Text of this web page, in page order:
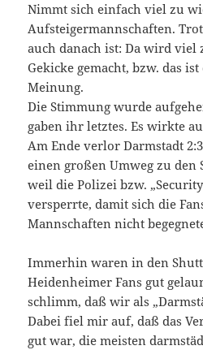
Nimmt sich einfach viel zu
Aufsteigermannschaften.
auch danach ist: Da wird viel
Gekicke gemacht, bzw. das
Meinung.
Die Stimmung wurde
gaben ihr letztes. Es wirkte
Am Ende verlor Darmstadt
einen großen Umweg zu den
weil die Polizei bzw.
versperrte, damit sich die
Mannschaften nicht
Immerhin waren in den
Heidenheimer Fans gut
schlimm, daß wir als
Dabei fiel mir auf, daß das
gut war, die meisten